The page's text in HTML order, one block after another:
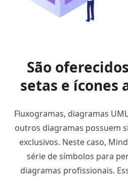
São
setas e ícones
Fluxogramas, diagramas
outros diagramas possuem
exclusivos. Neste caso,
série de símbolos para
diagramas profissionais.